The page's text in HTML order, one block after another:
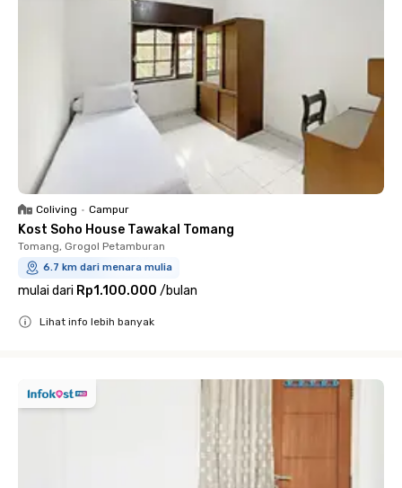
Coliving • Campur
Kost Soho House Tawakal Tomang
Tomang, Grogol Petamburan
6.7 km dari menara mulia
mulai dari Rp1.100.000 /bulan
Lihat info lebih banyak